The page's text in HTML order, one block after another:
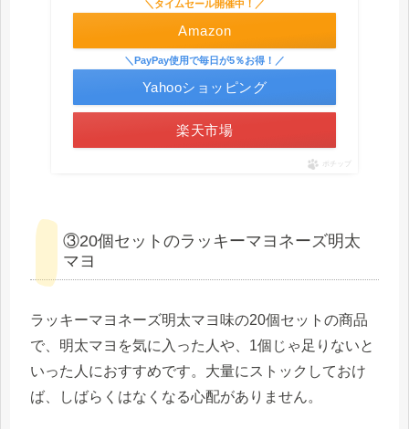
＼タイムセール開催中！／
Amazon
楽天市場
＼PayPay使用で毎日が5％お得！／
Yahooショッピング
ポチップ
③20個セットのラッキーマヨネーズ明太
マヨ
ラッキーマヨネーズ明太マヨ味の20個セットの商品
で、明太マヨを気に入った人や、1個じゃ足りないと
いった人におすすめです。大量にストックしておけ
ば、しばらくはなくなる心配がありません。